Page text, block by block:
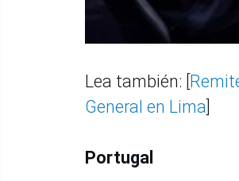
Lea también: [
General en Lima]
Portugal